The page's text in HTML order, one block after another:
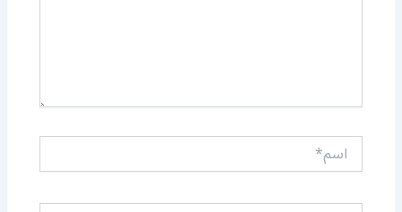
اسم*